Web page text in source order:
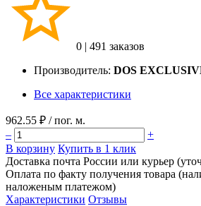
0 | 491 заказов
Производитель: DOS
Все характеристики
962.55 ₽ / пог. м.
–
+
В корзину Купить в 1 клик
Доставка почта России или курьер
Оплата по факту получения товара
наложеным платежом)
Характеристики Отзывы